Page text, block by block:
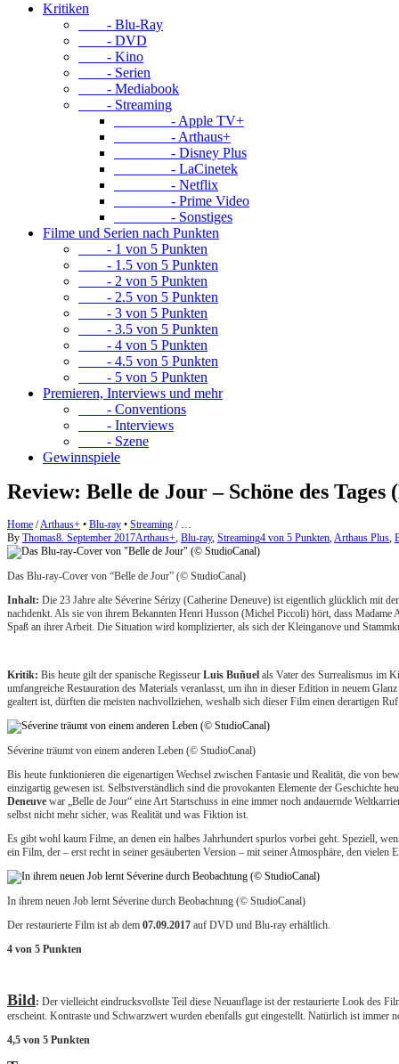
Kritiken
- Blu-Ray
- DVD
- Kino
- Serien
- Mediabook
- Streaming
- Apple TV+
- Arthaus+
- Disney Plus
- LaCinetek
- Netflix
- Prime Video
- Sonstiges
Filme und Serien nach Punkten
- 1 von 5 Punkten
- 1.5 von 5 Punkten
- 2 von 5 Punkten
- 2.5 von 5 Punkten
- 3 von 5 Punkten
- 3.5 von 5 Punkten
- 4 von 5 Punkten
- 4.5 von 5 Punkten
- 5 von 5 Punkten
Premieren, Interviews und mehr
- Conventions
- Interviews
- Szene
Gewinnspiele
Review: Belle de Jour – Schöne des Tages
Home /Arthaus+ • Blu-ray • Streaming / …
By Thomas8. September 2017Arthaus+, Blu-ray, Streaming4 von 5 Punkten,Arthaus Plus,
Das Blu-ray-Cover von “Belle de Jour” (© StudioCanal)
Inhalt: Die 23 Jahre alte Séverine Sérizy (Catherine Deneuve) ist eigentlich glücklich mit
nachdenkt. Als sie von ihrem Bekannten Henri Husson (Michel Piccoli) hört, dass
Spaß an ihrer Arbeit. Die Situation wird komplizierter, als sich der Kleinganove und
Kritik: Bis heute gilt der spanische Regisseur Luis Buñuel als Vater des Surrealismus im
umfangreiche Restauration des Materials veranlasst, um ihn in dieser Edition in neuem
gealtert ist, dürften die meisten nachvollziehen, weshalb sich dieser Film einen derartigen
Séverine träumt von einem anderen Leben (© StudioCanal)
Bis heute funktionieren die eigenartigen Wechsel zwischen Fantasie und Realität, die von
einzigartig gewesen ist. Selbstverständlich sind die provokanten Elemente der Geschichte
Deneuve war „Belle de Jour“ eine Art Startschuss in eine immer noch andauernde
selbst nicht mehr sicher, was Realität und was Fiktion ist.
Es gibt wohl kaum Filme, an denen ein halbes Jahrhundert spurlos vorbei geht. Speziell,
ein Film, der – erst recht in seiner gesäuberten Version – mit seiner Atmosphäre, den
In ihrem neuen Job lernt Séverine durch Beobachtung (© StudioCanal)
Der restaurierte Film ist ab dem 07.09.2017 auf DVD und Blu-ray erhältlich.
4 von 5 Punkten
Bild: Der vielleicht eindrucksvollste Teil diese Neuauflage ist der restaurierte Look des
erscheint. Kontraste und Schwarzwert wurden ebenfalls gut eingestellt. Natürlich ist immer
4,5 von 5 Punkten